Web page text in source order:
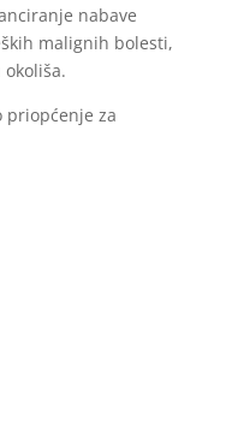
nabave
malignih bolesti,
priopćenje za